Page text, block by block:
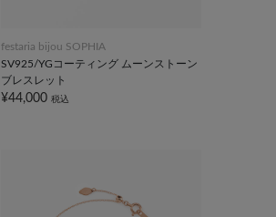
festaria bijou SOPHIA
SV925/YGコーティング ムーンストーン
ブレスレット
¥44,000 税込